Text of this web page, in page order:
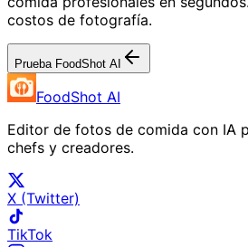
costos de fotografía.
Prueba FoodShot AI
FoodShot AI
Editor de fotos de comida con IA
chefs y creadores.
X (Twitter)
TikTok